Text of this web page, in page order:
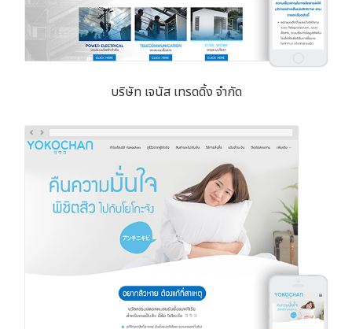
บริษัท เจนัส เทรดดิ้ง จำกัด